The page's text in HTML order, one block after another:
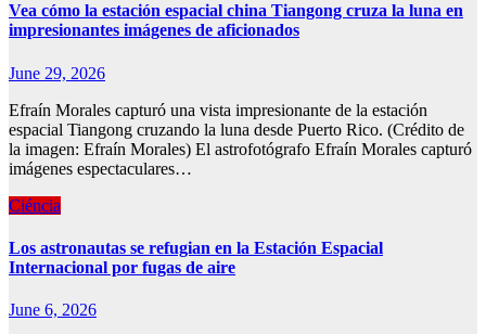
Vea cómo la estación espacial china Tiangong cruza la luna en
impresionantes imágenes de aficionados
June 29, 2026
Efraín Morales capturó una vista impresionante de la estación
espacial Tiangong cruzando la luna desde Puerto Rico. (Crédito de
la imagen: Efraín Morales) El astrofotógrafo Efraín Morales capturó
imágenes espectaculares…
Ciéncia
Los astronautas se refugian en la Estación Espacial
Internacional por fugas de aire
June 6, 2026